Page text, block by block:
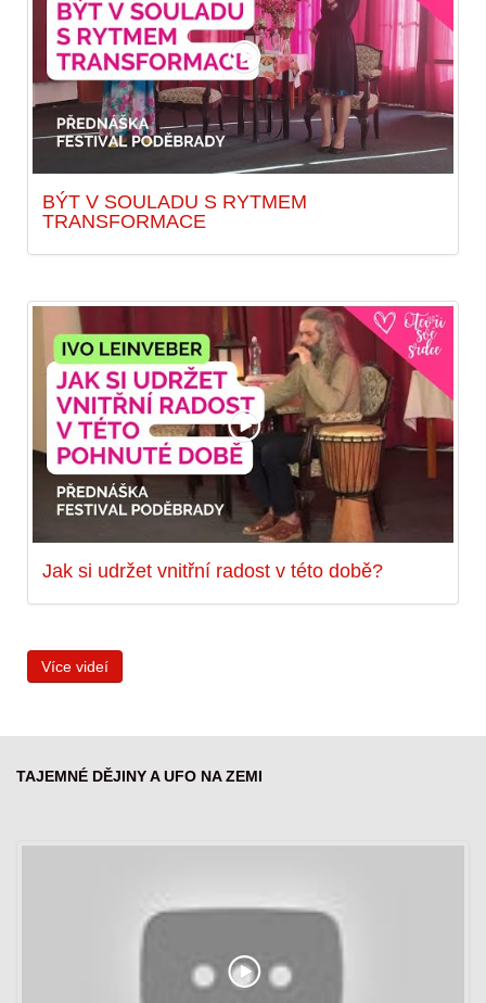
BÝT V SOULADU S RYTMEM
TRANSFORMACE
Jak si udržet vnitřní radost v této době?
Více videí
TAJEMNÉ DĚJINY A UFO NA ZEMI